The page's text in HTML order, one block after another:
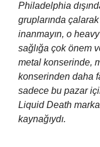
Philadelphia
gruplarında
inanmayın, o
sağlığa çok önem
metal konserinde,
konserinden daha
sadece bu pazar
Liquid Death
kaynağıydı.